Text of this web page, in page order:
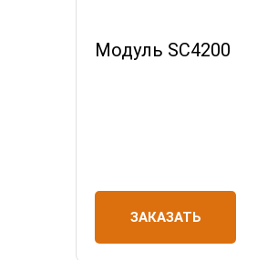
Модуль SC4200
ЗАКАЗАТЬ